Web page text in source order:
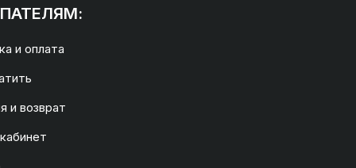
и оплата
и возврат